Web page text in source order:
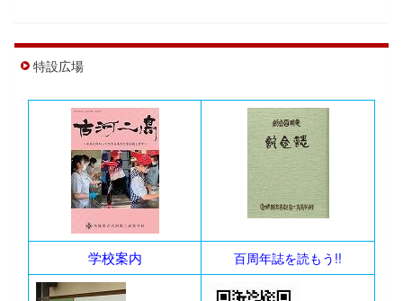
特設広場
学校案内 百周年誌を読もう!!